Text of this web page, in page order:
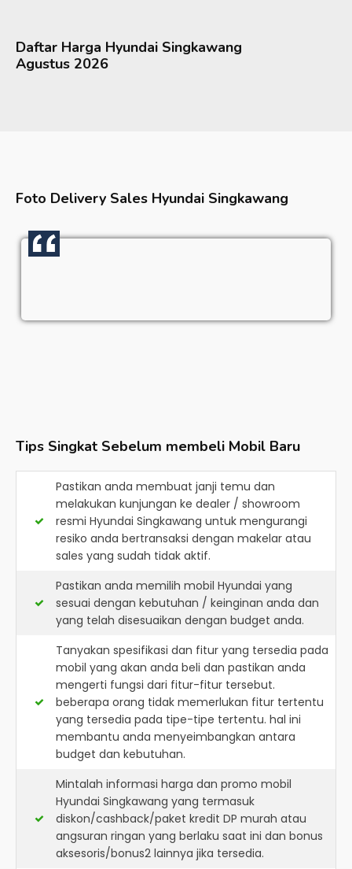
Daftar Harga Hyundai Singkawang
Agustus 2026
Foto Delivery Sales Hyundai Singkawang
Tips Singkat Sebelum membeli Mobil Baru
Pastikan anda membuat janji temu dan
melakukan kunjungan ke dealer / showroom
resmi Hyundai Singkawang untuk mengurangi
resiko anda bertransaksi dengan makelar atau
sales yang sudah tidak aktif.
Pastikan anda memilih mobil Hyundai yang
sesuai dengan kebutuhan / keinginan anda dan
yang telah disesuaikan dengan budget anda.
Tanyakan spesifikasi dan fitur yang tersedia pada
mobil yang akan anda beli dan pastikan anda
mengerti fungsi dari fitur-fitur tersebut.
beberapa orang tidak memerlukan fitur tertentu
yang tersedia pada tipe-tipe tertentu. hal ini
membantu anda menyeimbangkan antara
budget dan kebutuhan.
Mintalah informasi harga dan promo mobil
Hyundai Singkawang yang termasuk
diskon/cashback/paket kredit DP murah atau
angsuran ringan yang berlaku saat ini dan bonus
aksesoris/bonus2 lainnya jika tersedia.